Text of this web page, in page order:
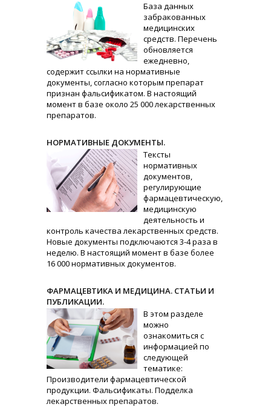
База данных
забракованных
медицинских
средств. Перечень
обновляется
ежедневно,
содержит ссылки на нормативные
документы, согласно которым препарат
признан фальсификатом. В настоящий
момент в базе около 25 000 лекарственных
препаратов.
НОРМАТИВНЫЕ ДОКУМЕНТЫ.
Тексты
нормативных
документов,
регулирующие
фармацевтическую,
медицинскую
деятельность и
контроль качества лекарственных средств.
Новые документы подключаются 3-4 раза в
неделю. В настоящий момент в базе более
16 000 нормативных документов.
ФАРМАЦЕВТИКА И МЕДИЦИНА. СТАТЬИ И
ПУБЛИКАЦИИ.
В этом разделе
можно
ознакомиться с
информацией по
следующей
тематике:
Производители фармацевтической
продукции. Фальсификаты. Подделка
лекарственных препаратов.